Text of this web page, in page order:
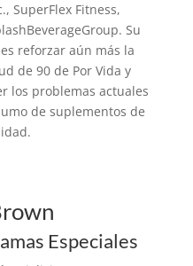
SuperFlex Fitness,
Su
reforzar aún más la
de 90 de Por Vida y
los problemas actuales
de suplementos de
Especiales